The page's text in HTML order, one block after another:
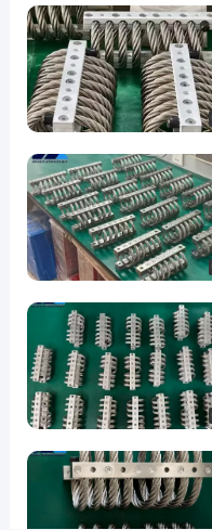
mekanik
Isolator
getaran
tali kawat
2025-
06-18
Damping
getaran
#
Damping
isolasi
kawat
Damping
getaran
tali